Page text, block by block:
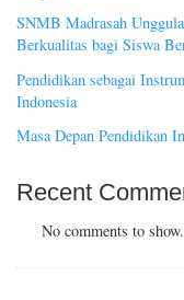
SNMB Madrasah
Berkualitas bagi Siswa
Pendidikan sebagai
Indonesia
Masa Depan Pendidikan
Recent
No comments to show.